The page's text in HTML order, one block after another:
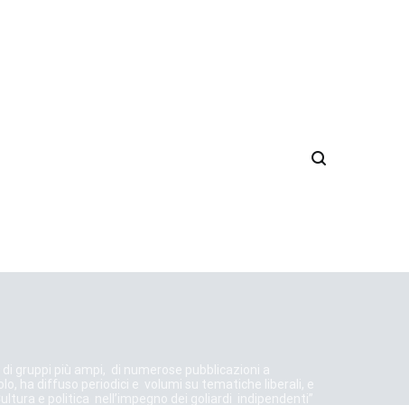
gruppi più ampi, di numerose pubblicazioni a
ha diffuso periodici e volumi su tematiche liberali, e
e politica nell’impegno dei goliardi indipendenti”